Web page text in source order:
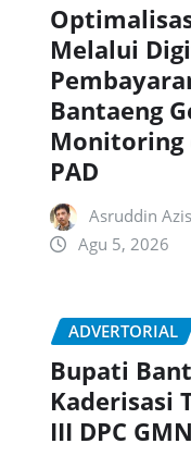
Melalui
Bantaeng
Monitoring
PAD
Asruddin Azis
Agu 5, 2026
ADVERTORIAL
Bupati
Kaderisasi
III DPC